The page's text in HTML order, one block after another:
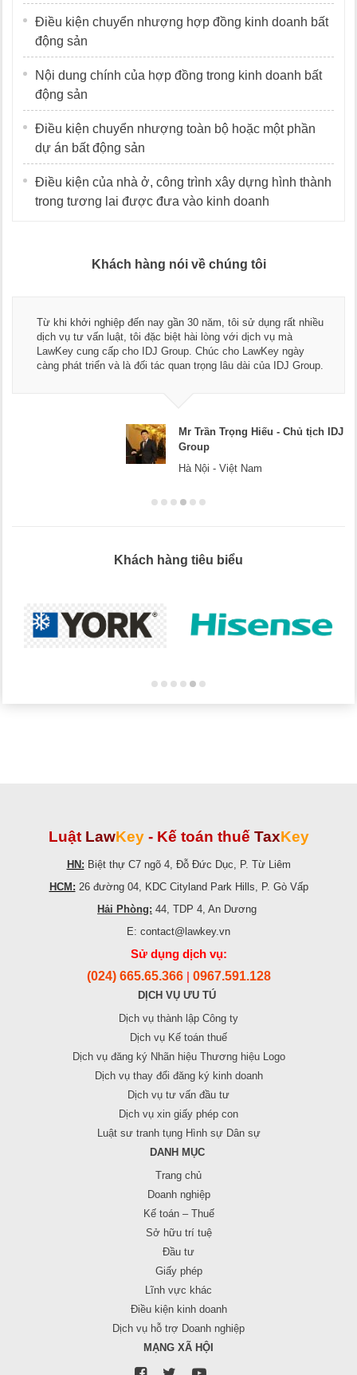
Điều kiện chuyển nhượng hợp đồng kinh doanh bất
động sản
Nội dung chính của hợp đồng trong kinh doanh bất
động sản
Điều kiện chuyển nhượng toàn bộ hoặc một phần
dự án bất động sản
Điều kiện của nhà ở, công trình xây dựng hình thành
trong tương lai được đưa vào kinh doanh
Khách hàng nói về chúng tôi
Từ khi khởi nghiệp đến nay gần 30 năm, tôi sử dụng rất nhiều
dịch vụ tư vấn luật, tôi đặc biệt hài lòng với dịch vụ mà
LawKey cung cấp cho IDJ Group. Chúc cho LawKey ngày
càng phát triển và là đối tác quan trọng lâu dài của IDJ Group.
Mr Trần Trọng Hiếu - Chủ tịch IDJ
Group
Hà Nội - Việt Nam
Khách hàng tiêu biểu
Luật LawKey - Kế toán thuế TaxKey
HN: Biệt thự C7 ngõ 4, Đỗ Đức Dục, P. Từ Liêm
HCM: 26 đường 04, KDC Cityland Park Hills, P. Gò Vấp
Hải Phòng: 44, TDP 4, An Dương
E: contact@lawkey.vn
Sử dụng dịch vụ:
(024) 665.65.366 0967.591.128
DỊCH VỤ ƯU TÚ
Dịch vụ thành lập Công ty
Dịch vụ Kế toán thuế
Dịch vụ đăng ký Nhãn hiệu Thương hiệu Logo
Dịch vụ thay đổi đăng ký kinh doanh
Dịch vụ tư vấn đầu tư
Dịch vụ xin giấy phép con
Luật sư tranh tụng Hình sự Dân sự
DANH MỤC
Trang chủ
Doanh nghiệp
Kế toán – Thuế
Sở hữu trí tuệ
Đầu tư
Giấy phép
Lĩnh vực khác
Điều kiện kinh doanh
Dịch vụ hỗ trợ Doanh nghiệp
MẠNG XÃ HỘI